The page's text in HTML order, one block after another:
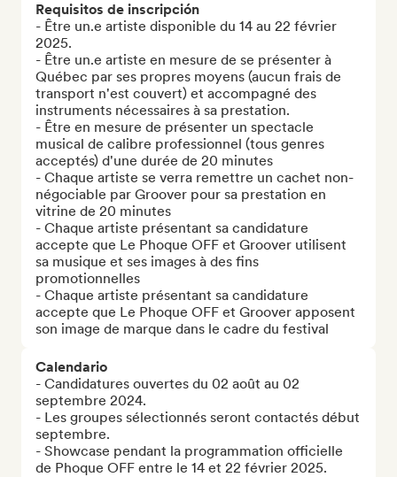
Requisitos de inscripción
- Être un.e artiste disponible du 14 au 22 février
2025.
- Être un.e artiste en mesure de se présenter à
Québec par ses propres moyens (aucun frais de
transport n'est couvert) et accompagné des
instruments nécessaires à sa prestation.
- Être en mesure de présenter un spectacle
musical de calibre professionnel (tous genres
acceptés) d'une durée de 20 minutes
- Chaque artiste se verra remettre un cachet non-
négociable par Groover pour sa prestation en
vitrine de 20 minutes
- Chaque artiste présentant sa candidature
accepte que Le Phoque OFF et Groover utilisent
sa musique et ses images à des fins
promotionnelles
- Chaque artiste présentant sa candidature
accepte que Le Phoque OFF et Groover apposent
son image de marque dans le cadre du festival
Calendario
- Candidatures ouvertes du 02 août au 02
septembre 2024.
- Les groupes sélectionnés seront contactés début
septembre.
- Showcase pendant la programmation officielle
de Phoque OFF entre le 14 et 22 février 2025.